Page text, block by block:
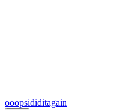
ooopsididitagain